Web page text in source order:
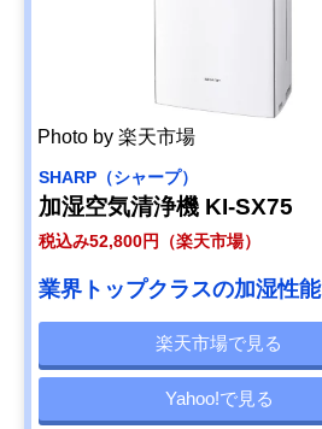
Photo by 楽天市場
SHARP（シャープ）
加湿空気清浄機 KI-SX75
税込み52,800円（楽天市場）
業界トップクラスの加湿性能
楽天市場で見る
Yahoo!で見る